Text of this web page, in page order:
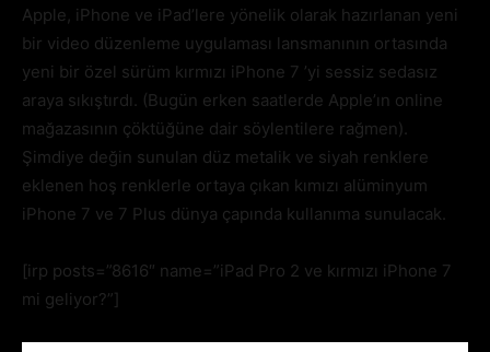
Apple, iPhone ve iPad’lere yönelik olarak hazırlanan yeni
bir video düzenleme uygulaması lansmanının ortasında
yeni bir özel sürüm kırmızı iPhone 7 ’yi sessiz sedasız
araya sıkıştırdı. (Bugün erken saatlerde Apple’ın online
mağazasının çöktüğüne dair söylentilere rağmen).
Şimdiye değin sunulan düz metalik ve siyah renklere
eklenen hoş renklerle ortaya çıkan kımızı alüminyum
iPhone 7 ve 7 Plus dünya çapında kullanıma sunulacak.
[irp posts=”8616″ name=”iPad Pro 2 ve kırmızı iPhone 7
mi geliyor?”]